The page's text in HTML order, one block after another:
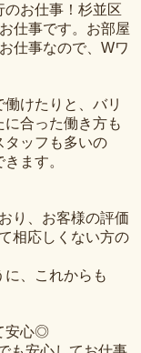
のお仕事！杉並区
仕事です。お部屋
仕事なので、Wワ
けたりと、バリ
合った働き方も
タッフも多いの
ます。
り、お客様の評価
相応しくない方の
、これからも
安心◎